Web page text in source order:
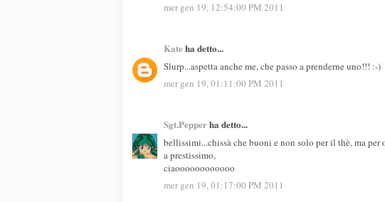
mer gen 19, 12:54:00 PM 2011
Kateha detto...
Slurp...aspetta anche me, che passo a prenderne uno!!! :-)
mer gen 19, 01:11:00 PM 2011
Sgt.Pepperha detto...
bellissimi...chissà che buoni e non solo per il thè, ma
a prestissimo,
ciaoooooooooooo
mer gen 19, 01:17:00 PM 2011